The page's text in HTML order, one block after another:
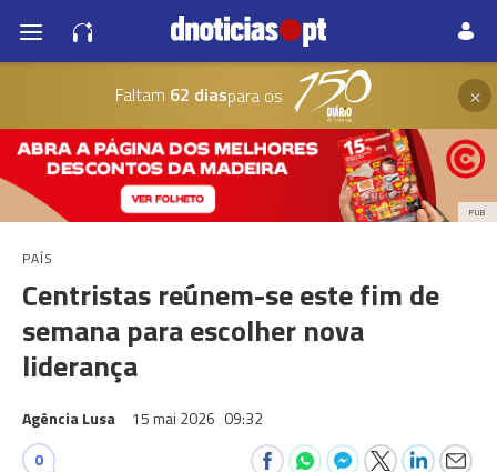
Faltam 62 diaspara os ×
PUB
PAÍS
Centristas reúnem-se este fim de
semana para escolher nova
liderança
Agência Lusa 15 mai 2026 09:32
0